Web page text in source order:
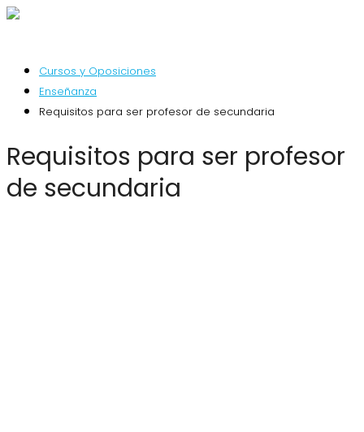
Cursos y Oposiciones
Enseñanza
Requisitos para ser profesor de secundaria
Requisitos para ser profesor
de secundaria